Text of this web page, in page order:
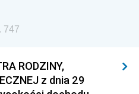
747
RODZINY,
z dnia 29